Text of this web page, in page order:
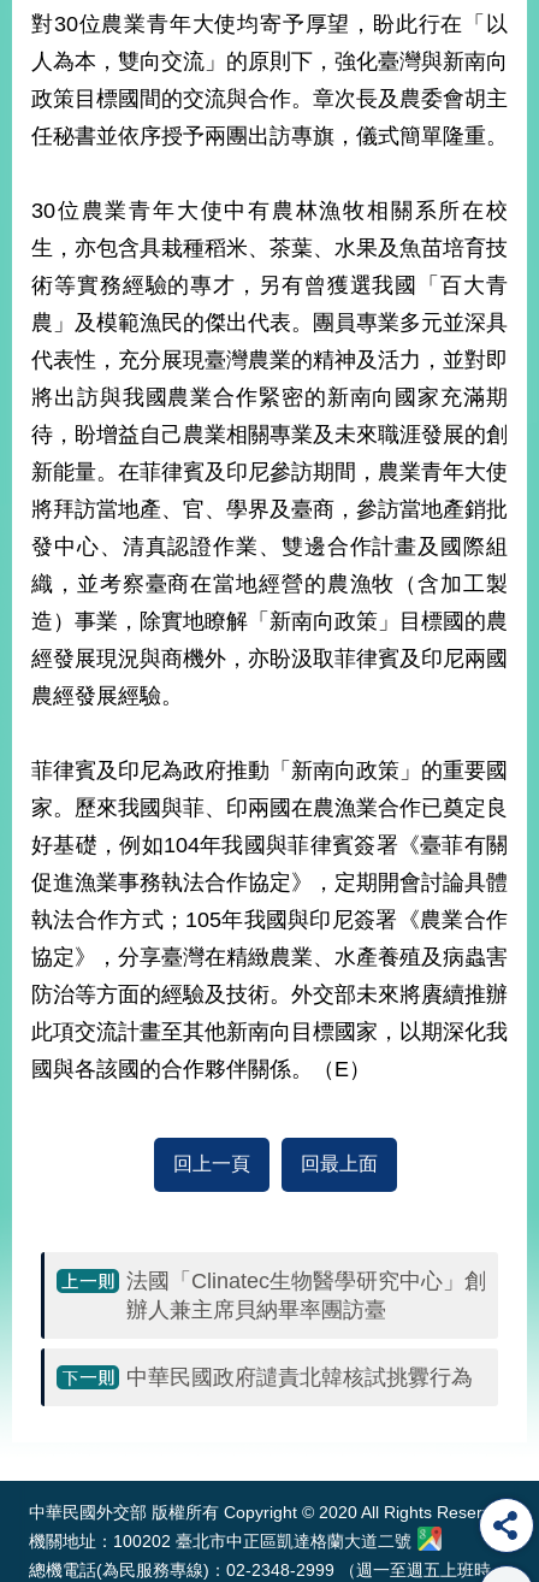
新
聞
中
心
外
資
國
家
與
地
區
國
際
播
政
府
資
訊
公
開
民
服
本
部
相
關
網
站
政
府
資
料
開
放
對30位農業青年大使均寄予厚望，盼此行在「以
人為本，雙向交流」的原則下，強化臺灣與新南向
政策目標國間的交流與合作。章次長及農委會胡主
任秘書並依序授予兩團出訪專旗，儀式簡單隆重。
30位農業青年大使中有農林漁牧相關系所在校
生，亦包含具栽種稻米、茶葉、水果及魚苗培育技
術等實務經驗的專才，另有曾獲選我國「百大青
農」及模範漁民的傑出代表。團員專業多元並深具
代表性，充分展現臺灣農業的精神及活力，並對即
將出訪與我國農業合作緊密的新南向國家充滿期
待，盼增益自己農業相關專業及未來職涯發展的創
新能量。在菲律賓及印尼參訪期間，農業青年大使
將拜訪當地產、官、學界及臺商，參訪當地產銷批
發中心、清真認證作業、雙邊合作計畫及國際組
織，並考察臺商在當地經營的農漁牧（含加工製
造）事業，除實地瞭解「新南向政策」目標國的農
經發展現況與商機外，亦盼汲取菲律賓及印尼兩國
農經發展經驗。
菲律賓及印尼為政府推動「新南向政策」的重要國
家。歷來我國與菲、印兩國在農漁業合作已奠定良
好基礎，例如104年我國與菲律賓簽署《臺菲有關
促進漁業事務執法合作協定》，定期開會討論具體
執法合作方式；105年我國與印尼簽署《農業合作
協定》，分享臺灣在精緻農業、水產養殖及病蟲害
防治等方面的經驗及技術。外交部未來將賡續推辦
此項交流計畫至其他新南向目標國家，以期深化我
國與各該國的合作夥伴關係。（E）
回上一頁 回最上面
法國「Clinatec生物醫學研究中心」創
辦人兼主席貝納畢率團訪臺
中華民國政府譴責北韓核試挑釁行為
中華民國外交部 版權所有 Copyright © 2020 All Rights Reserved
機關地址：100202 臺北市中正區凱達格蘭大道二號
總機電話(為民服務專線)：02-2348-2999 （週一至週五上班時